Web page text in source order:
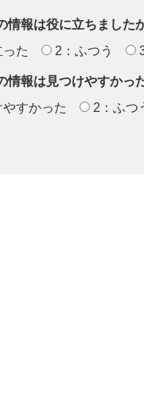
情報は役に立ちました
た
2：ふつう
情報は見つけやすかっ
すかった
2：ふつ